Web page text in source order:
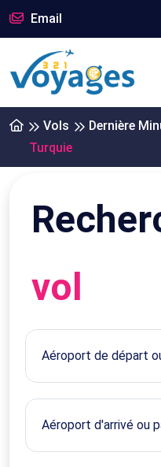
Email
Vols Dernière
Turquie
vol